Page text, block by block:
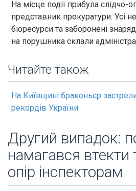
На місце події прибула слідчо-
представник прокуратури. Усі
біоресурси та заборонені
на порушника склали
Читайте також
На Київщині браконьєр
рекордів України
Другий випадок:
намагався втекти
опір інспекторам